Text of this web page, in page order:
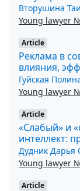
Вторушина
Young lawyer
Article
Реклама в
влияния,
Гуйская
Young lawyer
Article
«Слабый» и
интеллект:
Дудник Дарья
Young lawyer
Article